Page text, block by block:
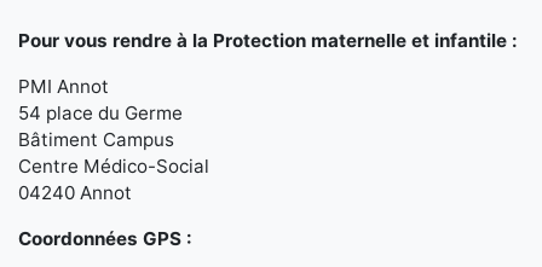
Pour vous rendre à la Protection maternelle et infantile :
PMI Annot
54 place du Germe
Bâtiment Campus
Centre Médico-Social
04240 Annot
Coordonnées GPS :